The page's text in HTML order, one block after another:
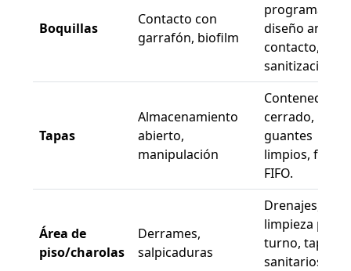
Boquillas
Contacto con
garrafón, biofilm
programada,
diseño anti-
contacto,
sanitización.
Tapas
Almacenamiento
abierto,
manipulación
Contenedor
cerrado,
guantes
limpios, flujo
FIFO.
Área de
piso/charolas
Derrames,
salpicaduras
Drenajes,
limpieza por
turno, tapetes
sanitarios si